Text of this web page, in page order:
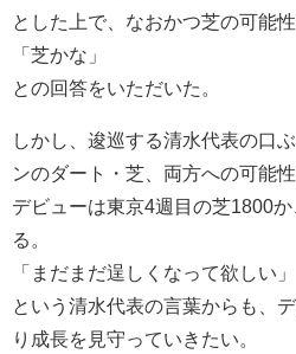
とした上で、なおかつ芝の可能
「芝かな」
との回答をいただいた。
しかし、逡巡する清水代表の口
ンのダート・芝、両方への可能性
デビューは東京4週目の芝1800
る。
「まだまだ逞しくなって欲しい」
という清水代表の言葉からも、
り成長を見守っていきたい。